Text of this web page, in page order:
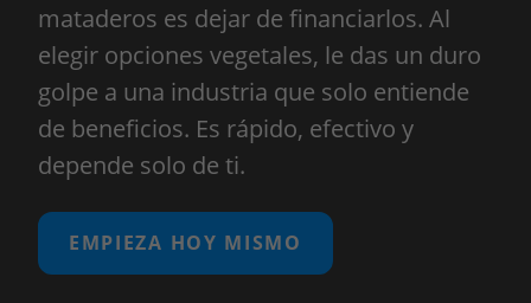
mataderos es dejar de financiarlos. Al
elegir opciones vegetales, le das un duro
golpe a una industria que solo entiende
de beneficios. Es rápido, efectivo y
depende solo de ti.
EMPIEZA HOY MISMO